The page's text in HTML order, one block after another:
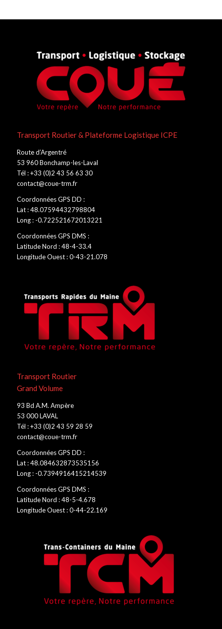
Transport Routier & Plateforme Logistique ICPE
Route d’Argentré
53 960 Bonchamp-les-Laval
Tél : +33 (0)2 43 56 63 30
contact@coue-trm.fr
Coordonnées GPS DD :
Lat : 48.07594432798804
Long : -0.722521672013221
Coordonnées GPS DMS :
Latitude Nord : 48-4-33.4
Longitude Ouest : 0-43-21.078
Transport Routier
Grand Volume
93 Bd A.M. Ampère
53 000 LAVAL
Tél : +33 (0)2 43 59 28 59
contact@coue-trm.fr
Coordonnées GPS DD :
Lat : 48.084632873535156
Long : -0.7394916415214539
Coordonnées GPS DMS :
Latitude Nord : 48-5-4.678
Longitude Ouest : 0-44-22.169